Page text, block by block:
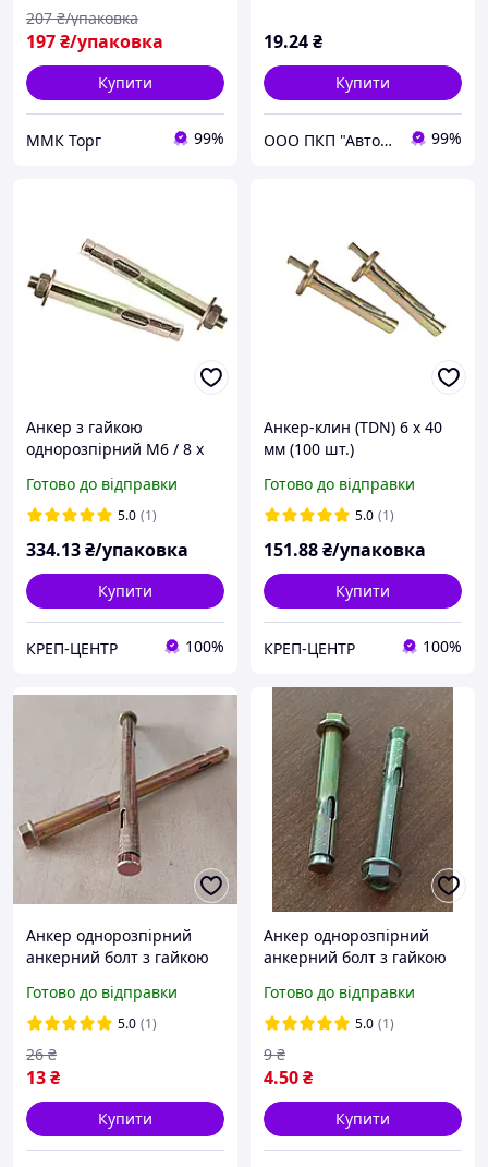
197₴/упаковка
207 ₴/упаковка
Купити
ММК Торг 99%
19.24₴
Купити
ООО ПКП "Автолидер" 99%
Анкер з гайкою
однорозпірний M6 / 8 х
Готово до відправки
5.0 (1)
334.13₴/упаковка
Купити
КРЕП-ЦЕНТР 100%
Анкер-клин (TDN) 6 х 40
мм (100 шт.)
Готово до відправки
5.0 (1)
151.88₴/упаковка
Купити
КРЕП-ЦЕНТР 100%
Анкер однорозпірний
анкерний болт з гайкою
сталевий жовтий цинк
Готово до відправки
5.0 (1)
13₴
26 ₴
Купити
Анкер однорозпірний
анкерний болт з гайкою
сталевий жовтий цинк
Готово до відправки
5.0 (1)
4.50₴
9 ₴
Купити